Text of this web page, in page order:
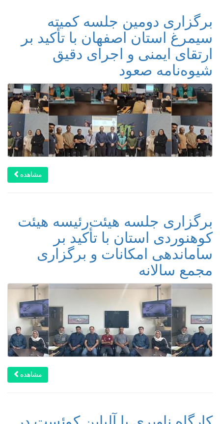
برگزاری دومین جلسه کمیته
سیمرغ استان اصفهان با تأکید بر
ارتقای ایمنی و اجرای دقیق
شیوه‌نامه صعود
مشاهده
برگزاری جلسه هیئت‌رئیسه هیئت
کوهنوردی استان با تأکید بر
ساماندهی امکانات و برگزاری
مجمع سالانه
مشاهده